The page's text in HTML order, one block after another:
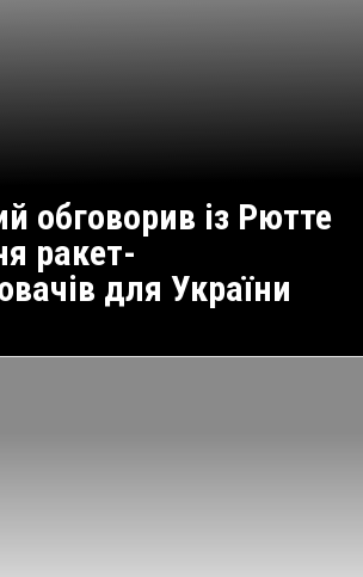
обговорив із Рютте
ракет-
для України